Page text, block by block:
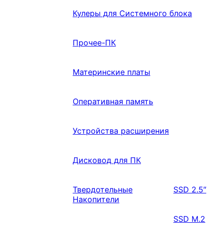
Кулеры для Системного блока
Прочее-ПК
Материнские платы
Оперативная память
Устройства расширения
Дисковод для ПК
Твердотельные
Накопители
SSD 2.5″
SSD M.2